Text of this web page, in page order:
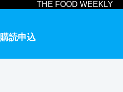
THE FOOD WEEKLY
購読申込